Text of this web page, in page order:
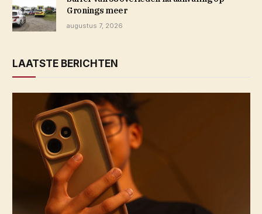
Gronings meer
augustus 7, 2026
LAATSTE BERICHTEN